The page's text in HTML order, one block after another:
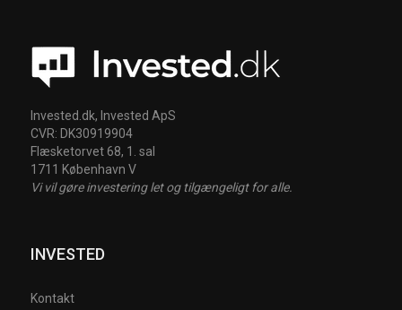
Invested.dk, Invested ApS
CVR: DK30919904
Flæsketorvet 68, 1. sal
1711 København V
Vi vil gøre investering let og tilgængeligt for alle.
INVESTED
Kontakt